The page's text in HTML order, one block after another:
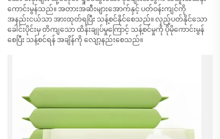
ကောင်းမွန်သည်။ အတားအဆီးများအောက်နှင့် ပတ်ဝန်းကျင်ကို
အနည်းငယ်သာ အားထုတ်ရပြီး သန့်စင်နိုင်စေသည်။ လှည့်ပတ်နိုင်သော
ခေါင်းပိုင်းမှ တိကျသော ထိန်းချုပ်မှုကြောင့် သန့်စင်မှုကို ပိုမိုကောင်းမွန်
စေပြီး သန့်စင်ရန် အချိန်ကို လျော့နည်းစေသည်။